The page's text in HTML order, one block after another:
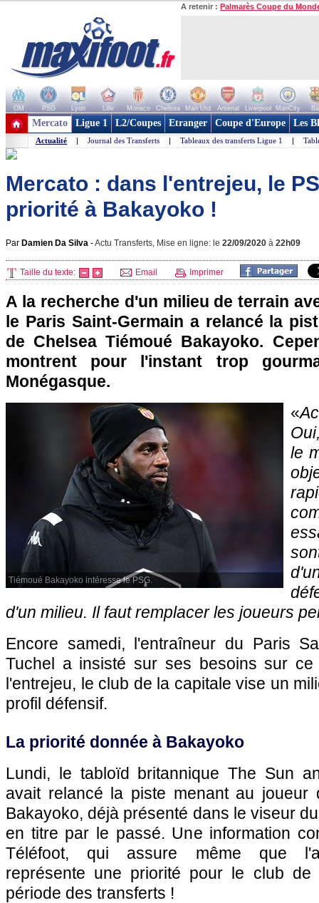
A retenir : Palmarès Coupe du
OM PSG Lyon Lille Monaco Chelsea Man Utd Arsenal Liverpool ManCity
+ de clubs
Mercato Ligue 1 L2/Coupes Etranger Coupe d'Europe Les
Actualité | Journal des Transferts | Tableaux des transferts Ligue 1 |
Mercato : dans l'entrejeu, le
priorité à Bakayoko !
Par Damien Da Silva -Actu Transferts, Mise en ligne: le 22/09/2020 à 22h09
Taille du texte: Email Imprimer
A la recherche d'un milieu de terrain
le Paris Saint-Germain a relancé la
de Chelsea Tiémoué Bakayoko.
montrent pour l'instant trop
Monégasque.
Tiémoué Bakayoko intéresse le PSG.
«
le
d'un milieu. Il faut remplacer les joueurs
Encore samedi, l'entraîneur du Paris
Tuchel a insisté sur ses besoins sur ce
l'entrejeu, le club de la capitale vise un
profil défensif.
La priorité donnée à Bakayoko
Lundi, le tabloïd britannique The Sun
avait relancé la piste menant au joueur
Bakayoko, déjà présenté dans le viseur
en titre par le passé. Une information
Téléfoot, qui assure même que
représente une priorité pour le club
période des transferts !